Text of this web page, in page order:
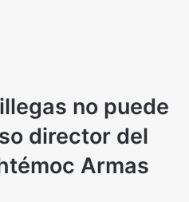
no puede
director del
Armas